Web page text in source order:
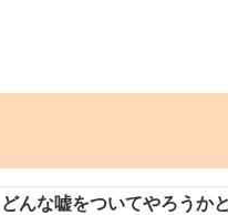
どんな嘘をついてやろうか